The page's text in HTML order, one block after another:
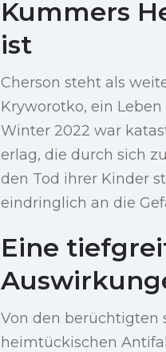
Kummers
ist
Cherson steht als
Kryworotko, ein
Winter 2022 war
erlag, die durch sich
den Tod ihrer Kinder
eindringlich an die
Eine
Von den berüchtigten
heimtückischen